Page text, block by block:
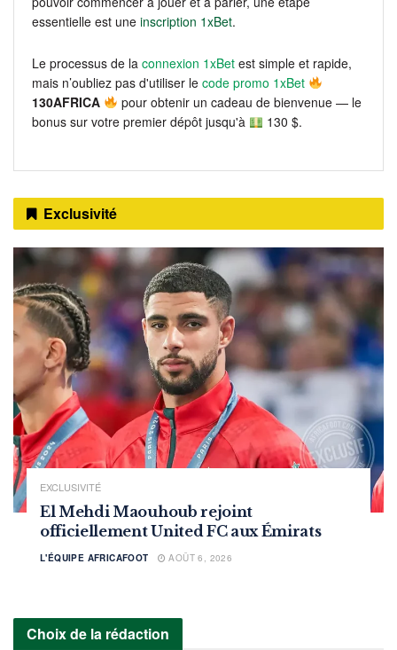
essentielle est une inscription 1xBet.
Le processus de la connexion 1xBet est simple et rapide,
mais n’oubliez pas d'utiliser le code promo 1xBet
130AFRICA
pour obtenir un cadeau de bienvenue — le
bonus sur votre premier dépôt jusqu'à
130 $.
Exclusivité
EXCLUSIVITÉ
El Mehdi Maouhoub rejoint
officiellement United FC aux Émirats
L'ÉQUIPE AFRICAFOOT AOÛT 6, 2026
Choix de la rédaction